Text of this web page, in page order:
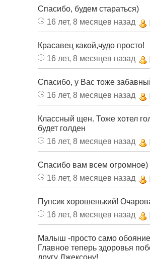
Спасибо, будем стараться)
16 лет, 8 месяцев назад
Красавец какой,чудо просто!
16 лет, 8 месяцев назад
Спасибо, у Вас тоже
16 лет, 8 месяцев назад
Классный щен. Тоже хотел
будет голден
16 лет, 8 месяцев назад
Спасибо вам всем огромное)
16 лет, 8 месяцев назад
Пупсик хорошенький!
16 лет, 8 месяцев назад
Малыш -просто само
Главное теперь здоровья
другу Джексону!